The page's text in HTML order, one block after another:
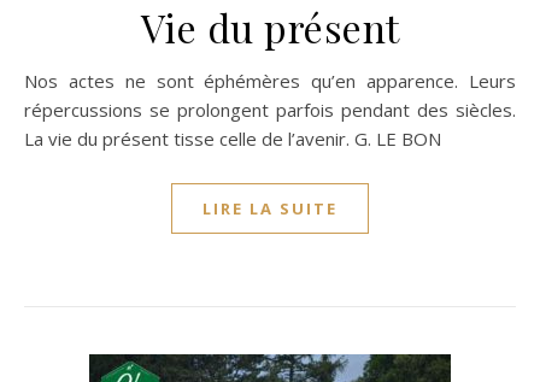
Vie du présent
Nos actes ne sont éphémères qu’en apparence. Leurs
répercussions se prolongent parfois pendant des siècles.
La vie du présent tisse celle de l’avenir. G. LE BON
LIRE LA SUITE